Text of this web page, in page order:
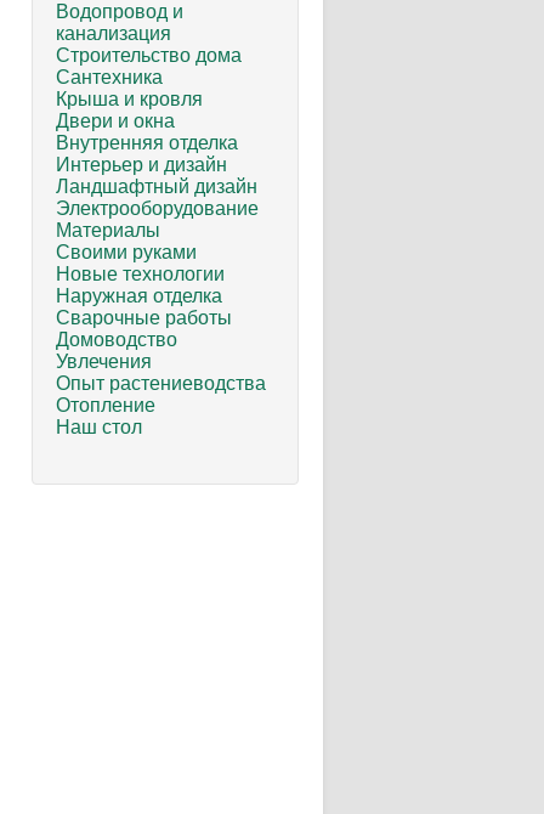
Водопровод и
канализация
Строительство дома
Сантехника
Крыша и кровля
Двери и окна
Внутренняя отделка
Интерьер и дизайн
Ландшафтный дизайн
Электрооборудование
Материалы
Своими руками
Новые технологии
Наружная отделка
Сварочные работы
Домоводство
Увлечения
Опыт растениеводства
Отопление
Наш стол